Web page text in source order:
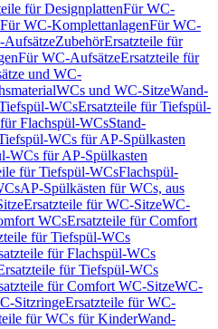
für DesignplattenFür WC-
WC-KomplettanlagenFür WC-
AufsätzeZubehörErsatzteile für
Für WC-AufsätzeErsatzteile für
und WC-
WCs und WC-SitzeWand-
WCsErsatzteile für Tiefspül-
Flachspül-WCsStand-
WCs für AP-Spülkasten
WCs für AP-Spülkasten
für Tiefspül-WCsFlachspül-
AP-Spülkästen für WCs, aus
Ersatzteile für WC-SitzeWC-
WCsErsatzteile für Comfort
für Tiefspül-WCs
für Flachspül-WCs
für Tiefspül-WCs
für Comfort WC-SitzeWC-
SitzringeErsatzteile für WC-
für WCs für KinderWand-